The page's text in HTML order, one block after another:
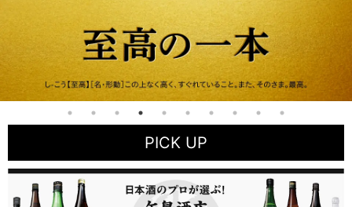
PICK UP